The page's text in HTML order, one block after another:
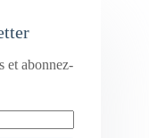
et abonnez-